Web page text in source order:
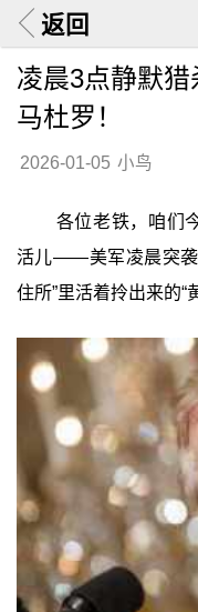
返回
凌晨3点静默
马杜罗！
2026-01-05 小鸟
各位老铁，咱们
活儿——美军凌晨突袭
住所”里活着拎出来的“